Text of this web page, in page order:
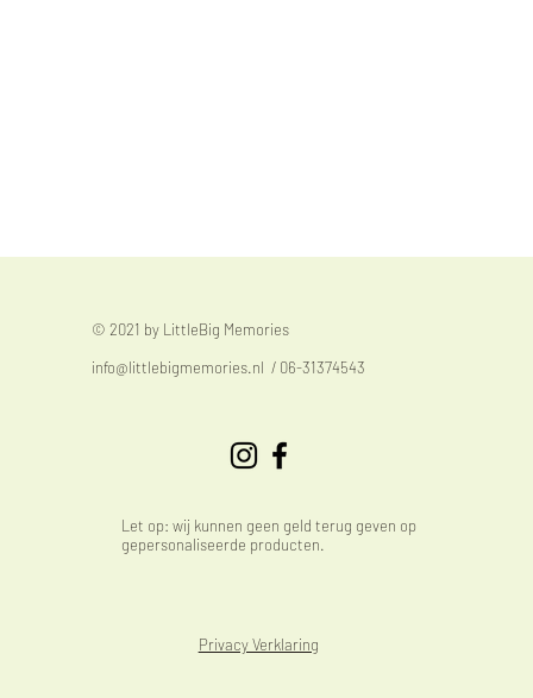
© 2021 by LittleBig Memories
info@littlebigmemories.nl / 06-31374543
Let op: wij kunnen geen geld terug geven op
gepersonaliseerde producten.
Privacy Verklaring